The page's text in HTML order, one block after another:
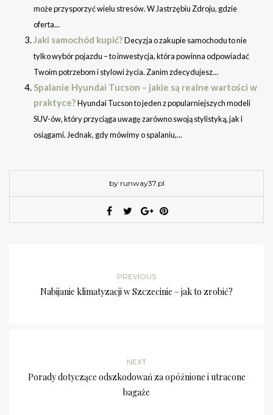
może przysporzyć wielu stresów. W Jastrzębiu Zdroju, gdzie
oferta...
Jaki samochód kupić?Decyzja o zakupie samochodu to nie
tylko wybór pojazdu – to inwestycja, która powinna odpowiadać
Twoim potrzebom i stylowi życia. Zanim zdecydujesz...
Spalanie Hyundai Tucson – jakie są realne wartości w
praktyce?Hyundai Tucson to jeden z popularniejszych modeli
SUV-ów, który przyciąga uwagę zarówno swoją stylistyką, jak i
osiągami. Jednak, gdy mówimy o spalaniu,...
by runway37.pl
PREVIOUS
Nabijanie klimatyzacji w Szczecinie – jak to zrobić?
NEXT
Porady dotyczące odszkodowań za opóźnione i utracone
bagaże